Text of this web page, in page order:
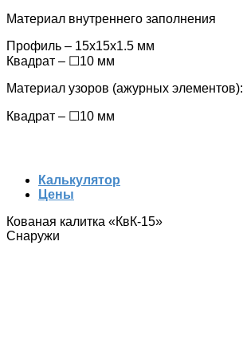
Материал внутреннего заполнения
Профиль – 15x15x1.5 мм
Квадрат – ☐10 мм
Материал узоров (ажурных элементов):
Квадрат – ☐10 мм
Калькулятор
Цены
Кованая калитка «КвК-15»
Снаружи